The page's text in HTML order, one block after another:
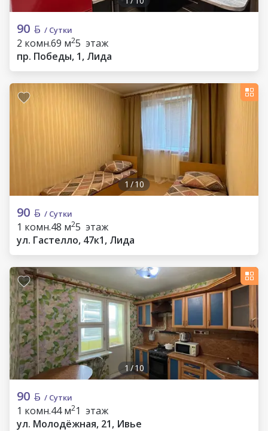
90 / Сутки
2 комн.69 м25 этаж
пр. Победы, 1, Лида
1 /10
90 / Сутки
1 комн.48 м25 этаж
ул. Гастелло, 47к1, Лида
1 /10
90 / Сутки
1 комн.44 м21 этаж
ул. Молодёжная, 21, Ивье